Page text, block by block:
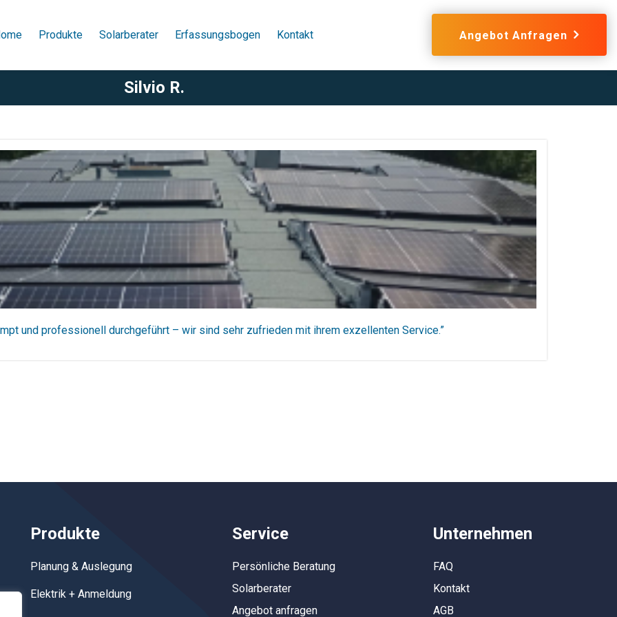
Produkte Solarberater Erfassungsbogen Kontakt Angebot Anfragen
Silvio R.
und professionell durchgeführt – wir sind sehr zufrieden mit ihrem exzellenten Service.”
Produkte
Planung & Auslegung
Elektrik + Anmeldung
Service
Persönliche Beratung
Solarberater
Angebot anfragen
Unternehmen
FAQ
Kontakt
AGB